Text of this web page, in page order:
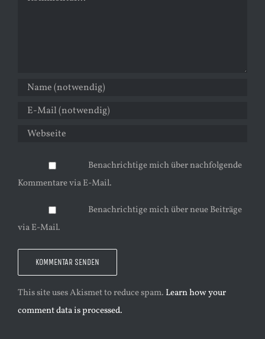
Benachrichtige mich über nachfolgende
Kommentare via E-Mail.
Benachrichtige mich über neue Beiträge
via E-Mail.
This site uses Akismet to reduce spam. Learn how your
comment data is processed.